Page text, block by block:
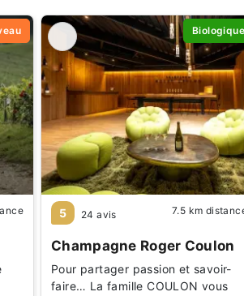
Biologique
5 24 avis 7.5 km
Champagne Roger Coulon
Pour partager passion et savoir-
faire… La famille COULON vous